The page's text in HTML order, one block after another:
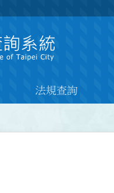
法規查詢